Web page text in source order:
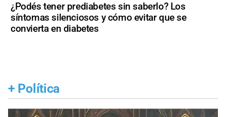
¿Podés tener prediabetes sin saberlo? Los
síntomas silenciosos y cómo evitar que se
convierta en diabetes
+ Política